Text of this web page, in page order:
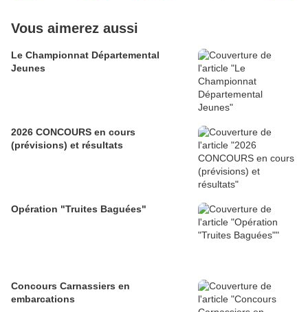
Vous aimerez aussi
Le Championnat Départemental
Jeunes
2026 CONCOURS en cours
(prévisions) et résultats
Opération "Truites Baguées"
Concours Carnassiers en
embarcations